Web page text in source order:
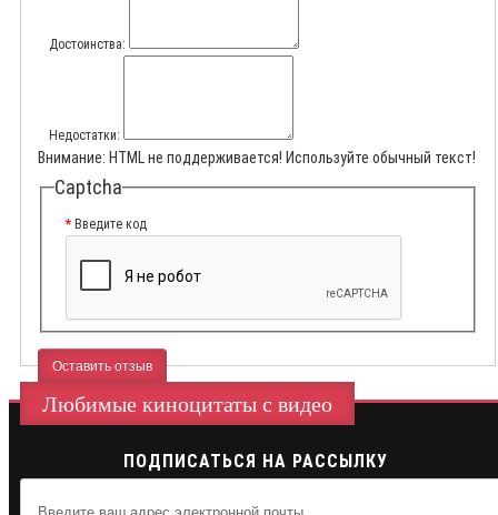
Достоинства:
Недостатки:
Внимание: HTML не поддерживается! Используйте обычный текст!
Captcha
Введите код
Оставить отзыв
Любимые киноцитаты с видео
ПОДПИСАТЬСЯ НА РАССЫЛКУ